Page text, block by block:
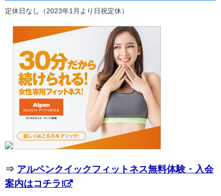
定休日なし（2023年1月より日祝定休）
⇒ アルペンクイックフィットネス無料体験・入会
案内はコチラ!